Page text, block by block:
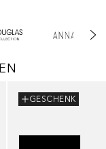
GESCHENK